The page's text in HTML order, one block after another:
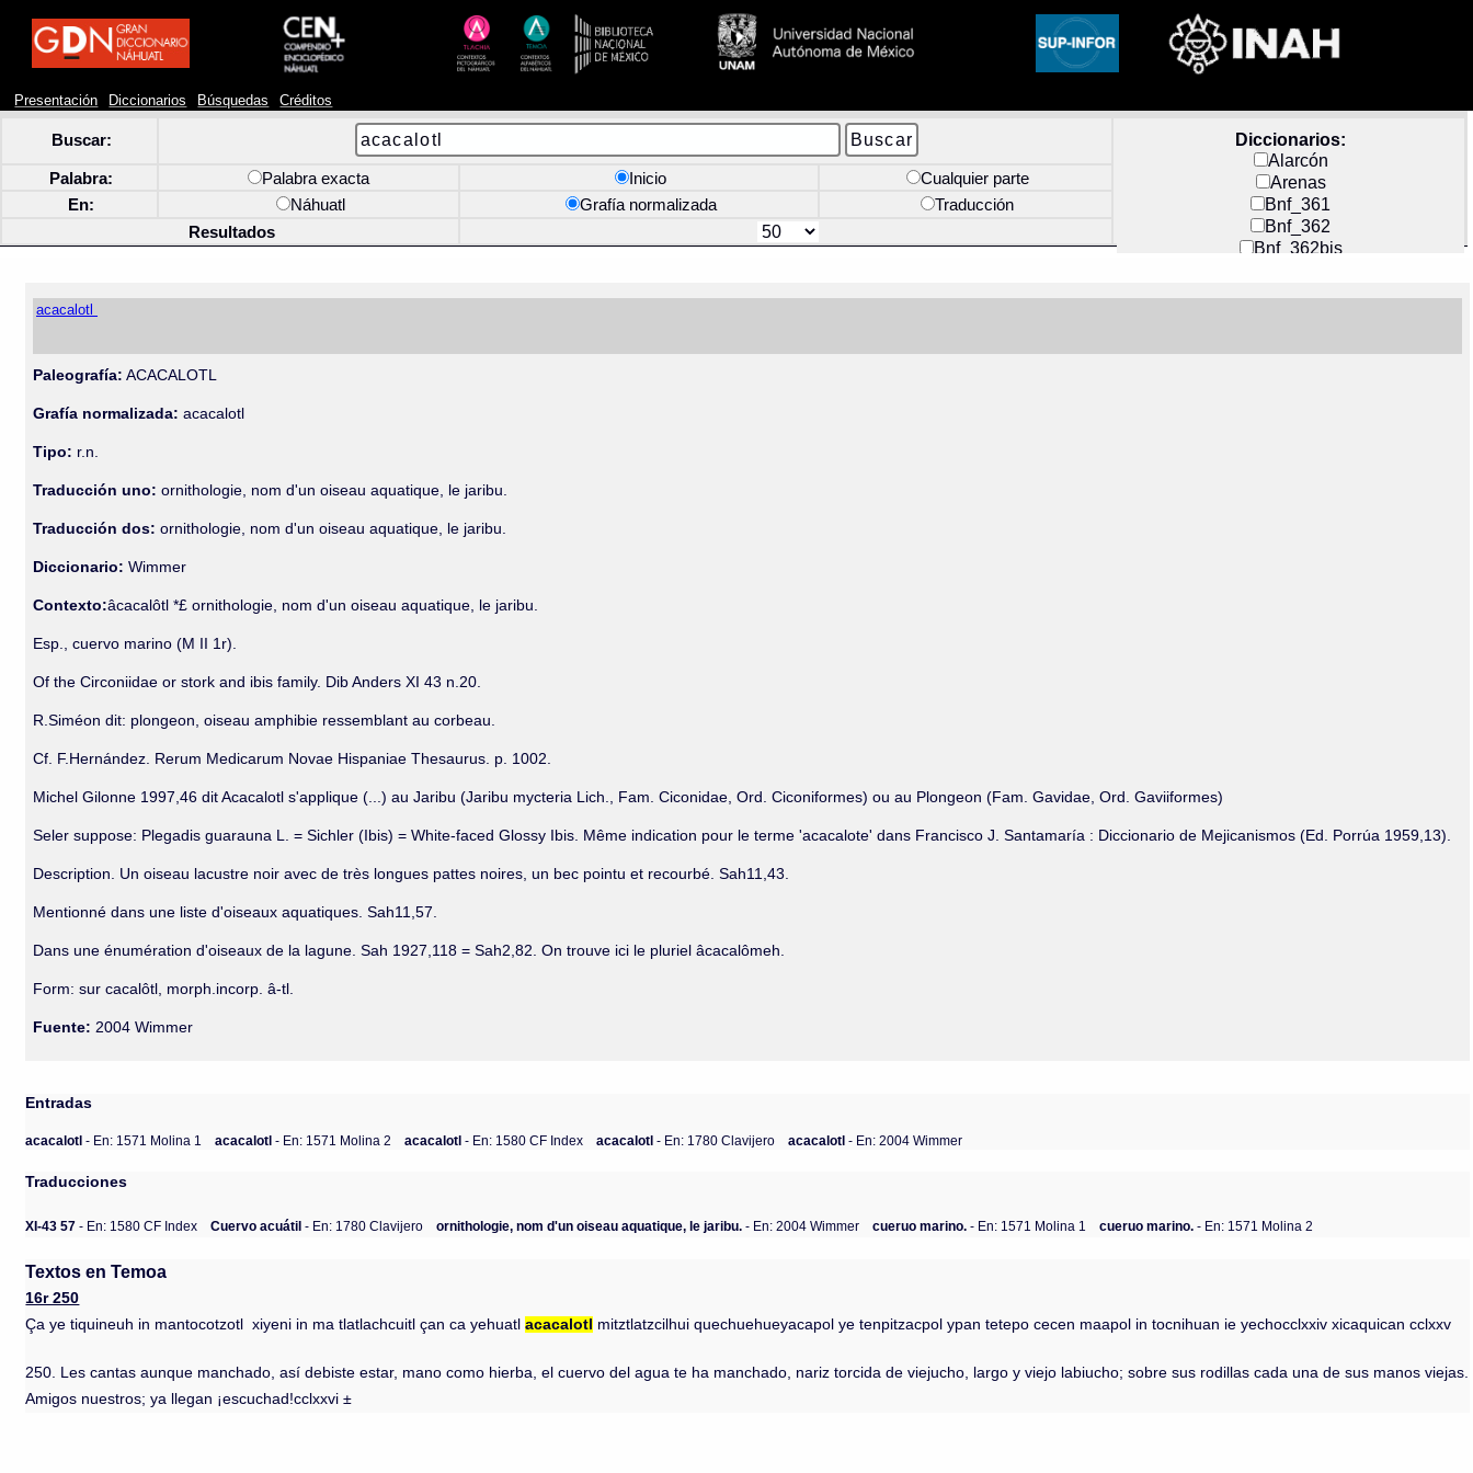
Presentación Diccionarios Búsquedas Créditos
Buscar:
Diccionarios:
Alarcón
Arenas
Bnf_361
Bnf_362
Bnf_362bis
Docs_México
Palabra: Palabra exacta Inicio
Cualquier parte
En:
Náhuatl Grafía normalizada
Traducción
Resultados
acacalotl
Paleografía: ACACALOTL
Grafía normalizada: acacalotl
Tipo: r.n.
Traducción uno: ornithologie, nom d'un oiseau aquatique, le jaribu.
Traducción dos: ornithologie, nom d'un oiseau aquatique, le jaribu.
Diccionario:Wimmer
Contexto:âcacalôtl *£ ornithologie, nom d'un oiseau aquatique, le jaribu.
Esp., cuervo marino (M II 1r).
Of the Circoniidae or stork and ibis family. Dib Anders XI 43 n.20.
R.Siméon dit: plongeon, oiseau amphibie ressemblant au corbeau.
Cf. F.Hernández. Rerum Medicarum Novae Hispaniae Thesaurus. p. 1002.
Michel Gilonne 1997,46 dit Acacalotl s'applique (...) au Jaribu (Jaribu mycteria Lich., Fam. Ciconidae, Ord. Ciconiformes) ou au Plongeon (Fam. Gavidae, Ord. Gaviiformes)
Seler suppose: Plegadis guarauna L. = Sichler (Ibis) = White-faced Glossy Ibis. Même indication pour le terme 'acacalote' dans Francisco J. Santamaría : Diccionario de Mejicanismos (Ed. Porrúa 1959,13).
Description. Un oiseau lacustre noir avec de très longues pattes noires, un bec pointu et recourbé. Sah11,43.
Mentionné dans une liste d'oiseaux aquatiques. Sah11,57.
Dans une énumération d'oiseaux de la lagune. Sah 1927,118 = Sah2,82. On trouve ici le pluriel âcacalômeh.
Form: sur cacalôtl, morph.incorp. â-tl.
Fuente: 2004 Wimmer
Entradas
acacalotl- En: 1571 Molina 1 acacalotl- En: 1571 Molina 2 acacalotl- En: 1580 CF Index acacalotl- En: 1780 Clavijero acacalotl- En: 2004 Wimmer
Traducciones
XI-43 57 - En: 1580 CF Index Cuervo acuátil - En: 1780 Clavijero ornithologie, nom d'un oiseau aquatique, le jaribu. - En: 2004 Wimmer cueruo marino. - En: 1571 Molina 1 cueruo marino. - En: 1571 Molina 2
Textos en Temoa
16r 250
Ça ye tiquineuh in mantocotzotl xiyeni in ma tlatlachcuitl çan ca yehuatlacacalotl mitztlatzcilhui quechuehueyacapol ye tenpitzacpol ypan tetepo cecen maapol in tocnihuan ie yechocclxxiv xicaquican cclxxv
250. Les cantas aunque manchado, así debiste estar, mano como hierba, el cuervo del agua te ha manchado, nariz torcida de viejucho, largo y viejo labiucho; sobre sus rodillas cada una de sus manos viejas.
Amigos nuestros; ya llegan ¡escuchad!cclxxvi ±